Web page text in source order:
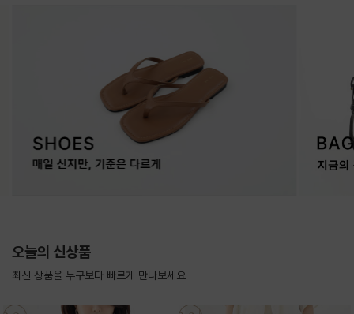
오늘의 신상품
최신 상품을 누구보다 빠르게 만나보세요